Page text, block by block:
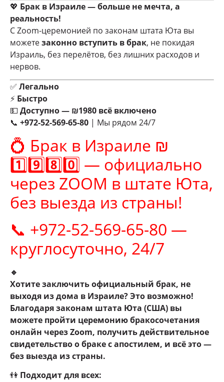
💖 Брак в Израиле — больше не мечта, а
реальность!
С Zoom-церемонией по законам штата Юта вы
можетезаконно вступить в брак, не покидая
Израиль, без перелётов, без лишних расходов и
нервов.
✅ Легально
⚡ Быстро
💵 Доступно — ₪1980 всё включено
📞 +972-52-569-65-80 | Мы рядом 24/7
💍 Брак в Израиле ₪
1️⃣9️⃣8️⃣0️⃣ — официально
через ZOOM в штате Юта,
без выезда из страны!
📞 +972-52-569-65-80 —
круглосуточно, 24/7
🔹
Хотите заключить официальный брак, не
выходя из дома в Израиле? Это возможно!
Благодаря законам штата Юта (США) вы
можете пройти церемонию бракосочетания
онлайн через Zoom, получить действительное
свидетельство о браке с апостилем, и всё это —
без выезда из страны.
👫 Подходит для всех: